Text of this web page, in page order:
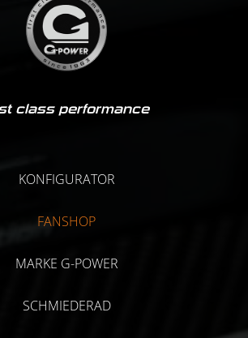
class performance
KONFIGURATOR
FANSHOP
MARKE G-POWER
SCHMIEDERAD